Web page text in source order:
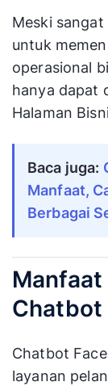
Meski
untuk
operasional
hanya dapat
Halaman
Baca juga:
Manfaat,
Berbagai
Chatbot
Chatbot
layanan